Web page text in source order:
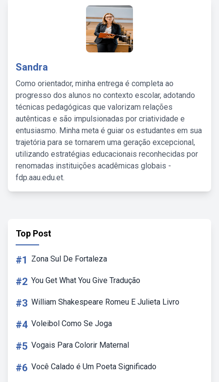
Sandra
Como orientador, minha entrega é completa ao
progresso dos alunos no contexto escolar, adotando
técnicas pedagógicas que valorizam relações
autênticas e são impulsionadas por criatividade e
entusiasmo. Minha meta é guiar os estudantes em sua
trajetória para se tornarem uma geração excepcional,
utilizando estratégias educacionais reconhecidas por
renomadas instituições acadêmicas globais -
fdp.aau.edu.et.
Top Post
#1 Zona Sul De Fortaleza
#2 You Get What You Give Tradução
#3 William Shakespeare Romeu E Julieta Livro
#4 Voleibol Como Se Joga
#5 Vogais Para Colorir Maternal
#6 Você Calado é Um Poeta Significado